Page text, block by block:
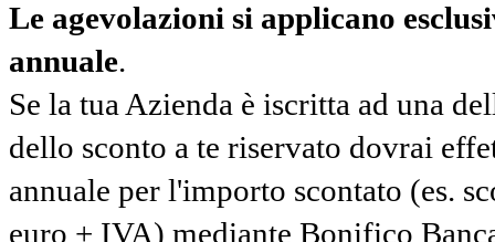
Le agevolazioni si applicano
annuale.
Se la tua Azienda è iscritta ad una
dello sconto a te riservato dovrai
annuale per l'importo scontato (es.
euro + IVA) mediante Bonifico